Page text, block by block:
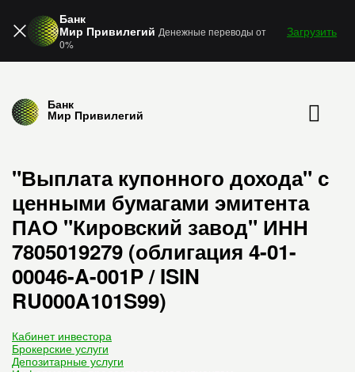
Банк
Мир Привилегий Денежные переводы от
0%
Загрузить
Банк
Мир Привилегий
"Выплата купонного дохода" с
ценными бумагами эмитента
ПАО "Кировский завод" ИНН
7805019279 (облигация 4-01-
00046-A-001P / ISIN
RU000A101S99)
Кабинет инвестора
Брокерские услуги
Депозитарные услуги